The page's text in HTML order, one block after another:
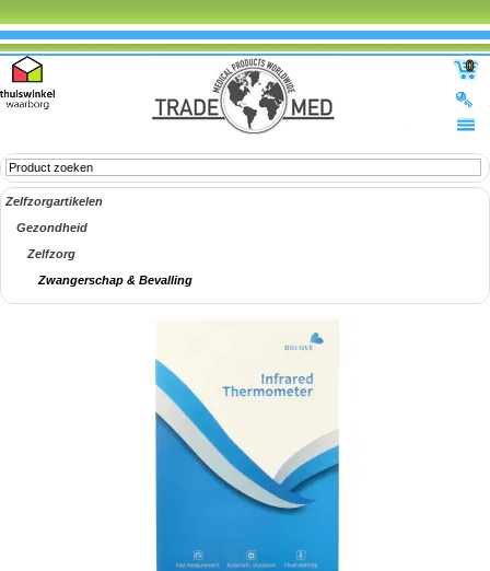
0
Zelfzorgartikelen
Gezondheid
Zelfzorg
Zwangerschap & Bevalling